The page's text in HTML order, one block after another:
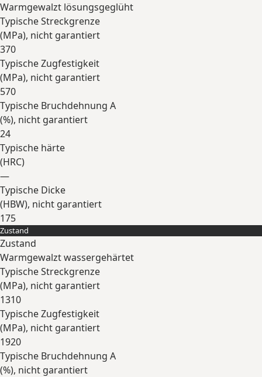
Warmgewalzt lösungsgeglüht
Typische Streckgrenze
(MPa), nicht garantiert
370
Typische Zugfestigkeit
(MPa), nicht garantiert
570
Typische Bruchdehnung A
(%), nicht garantiert
24
Typische härte
(HRC)
—
Typische Dicke
(HBW), nicht garantiert
175
Erweitern
Zustand
Zustand
Warmgewalzt wassergehärtet
Typische Streckgrenze
(MPa), nicht garantiert
1310
Typische Zugfestigkeit
(MPa), nicht garantiert
1920
Typische Bruchdehnung A
(%), nicht garantiert